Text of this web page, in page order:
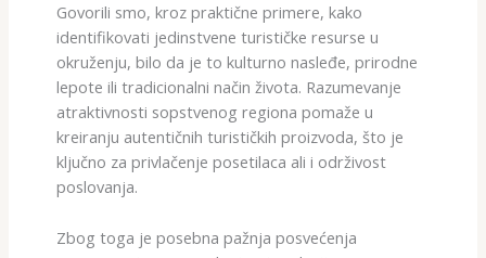
Govorili smo, kroz praktične primere, kako
identifikovati jedinstvene turističke resurse u
okruženju, bilo da je to kulturno nasleđe, prirodne
lepote ili tradicionalni način života. Razumevanje
atraktivnosti sopstvenog regiona pomaže u
kreiranju autentičnih turističkih proizvoda, što je
ključno za privlačenje posetilaca ali i održivost
poslovanja.
Zbog toga je posebna pažnja posvećenja